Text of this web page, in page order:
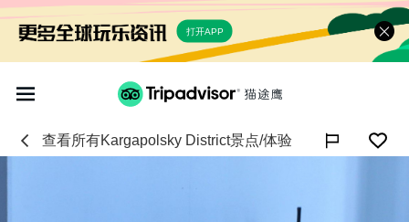
打开APP
查看所有Kargapolsky District景点/体验